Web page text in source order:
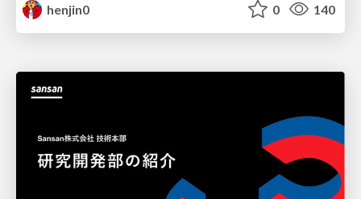
henjin0
0 140